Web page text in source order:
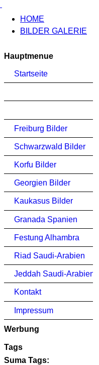
HOME
BILDER GALERIE
Hauptmenue
Startseite
Freiburg Bilder
Schwarzwald Bilder
Korfu Bilder
Georgien Bilder
Kaukasus Bilder
Granada Spanien
Festung Alhambra
Riad Saudi-Arabien
Jeddah Saudi-Arabien
Kontakt
Impressum
Werbung
Tags
Suma Tags: